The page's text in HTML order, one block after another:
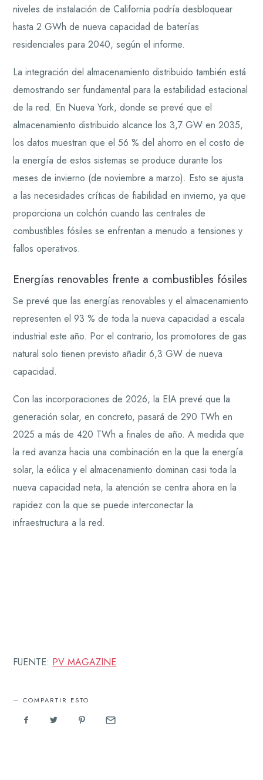
niveles de instalación de California podría desbloquear
hasta 2 GWh de nueva capacidad de baterías
residenciales para 2040, según el informe.
La integración del almacenamiento distribuido también está
demostrando ser fundamental para la estabilidad estacional
de la red. En Nueva York, donde se prevé que el
almacenamiento distribuido alcance los 3,7 GW en 2035,
los datos muestran que el 56 % del ahorro en el costo de
la energía de estos sistemas se produce durante los
meses de invierno (de noviembre a marzo). Esto se ajusta
a las necesidades críticas de fiabilidad en invierno, ya que
proporciona un colchón cuando las centrales de
combustibles fósiles se enfrentan a menudo a tensiones y
fallos operativos.
Energías renovables frente a combustibles fósiles
Se prevé que las energías renovables y el almacenamiento
representen el 93 % de toda la nueva capacidad a escala
industrial este año. Por el contrario, los promotores de gas
natural solo tienen previsto añadir 6,3 GW de nueva
capacidad.
Con las incorporaciones de 2026, la EIA prevé que la
generación solar, en concreto, pasará de 290 TWh en
2025 a más de 420 TWh a finales de año. A medida que
la red avanza hacia una combinación en la que la energía
solar, la eólica y el almacenamiento dominan casi toda la
nueva capacidad neta, la atención se centra ahora en la
rapidez con la que se puede interconectar la
infraestructura a la red.
FUENTE: PV MAGAZINE
COMPARTIR ESTO